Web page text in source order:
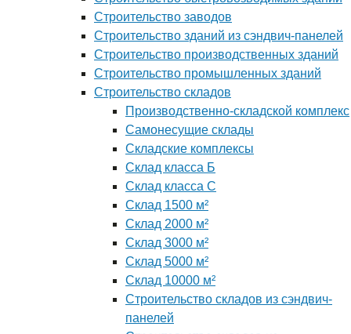
Строительство заводов
Строительство зданий из сэндвич-панелей
Строительство производственных зданий
Строительство промышленных зданий
Строительство складов
Производственно-складской комплекс
Самонесущие склады
Складские комплексы
Склад класса Б
Склад класса С
Склад 1500 м²
Склад 2000 м²
Склад 3000 м²
Склад 5000 м²
Склад 10000 м²
Строительство складов из сэндвич-
панелей